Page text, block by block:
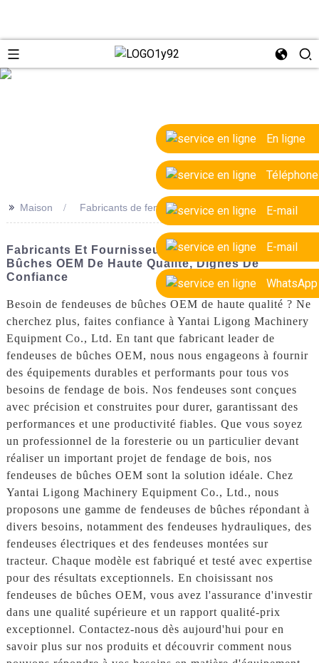
En ligne
Téléphone
E-mail
E-mail
WhatsApp
>> Maison Fabricants de fendeuses de bûches OEM
Fabricants Et Fournisseurs De Fendeuses De
Bûches OEM De Haute Qualité, Dignes De
Confiance
Besoin de fendeuses de bûches OEM de haute qualité ? Ne
cherchez plus, faites confiance à Yantai Ligong Machinery
Equipment Co., Ltd. En tant que fabricant leader de
fendeuses de bûches OEM, nous nous engageons à fournir
des équipements durables et performants pour tous vos
besoins de fendage de bois. Nos fendeuses sont conçues
avec précision et construites pour durer, garantissant des
performances et une productivité fiables. Que vous soyez
un professionnel de la foresterie ou un particulier devant
réaliser un important projet de fendage de bois, nos
fendeuses de bûches OEM sont la solution idéale. Chez
Yantai Ligong Machinery Equipment Co., Ltd., nous
proposons une gamme de fendeuses de bûches répondant à
divers besoins, notamment des fendeuses hydrauliques, des
fendeuses électriques et des fendeuses montées sur
tracteur. Chaque modèle est fabriqué et testé avec expertise
pour des résultats exceptionnels. En choisissant nos
fendeuses de bûches OEM, vous avez l'assurance d'investir
dans une qualité supérieure et un rapport qualité-prix
exceptionnel. Contactez-nous dès aujourd'hui pour en
savoir plus sur nos produits et découvrir comment nous